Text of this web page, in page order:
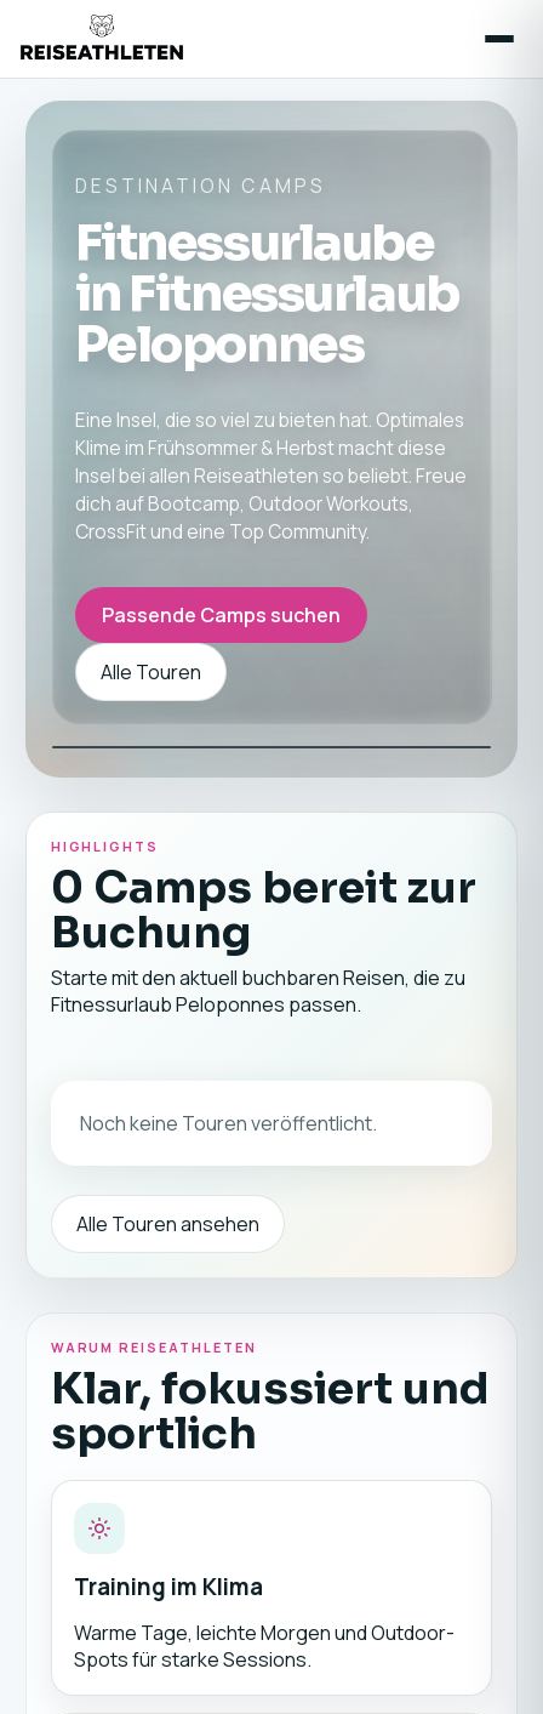
DESTINATION CAMPS
Fitnessurlaube
in Fitnessurlaub
Peloponnes
Eine Insel, die so viel zu bieten hat. Optimales
Klime im Frühsommer & Herbst macht diese
Insel bei allen Reiseathleten so beliebt. Freue
dich auf Bootcamp, Outdoor Workouts,
CrossFit und eine Top Community.
Passende Camps suchen
Alle Touren
HIGHLIGHTS
0 Camps bereit zur
Buchung
Starte mit den aktuell buchbaren Reisen, die zu
Fitnessurlaub Peloponnes passen.
Noch keine Touren veröffentlicht.
Alle Touren ansehen
WARUM REISEATHLETEN
Klar, fokussiert und
sportlich
Training im Klima
Warme Tage, leichte Morgen und Outdoor-
Spots für starke Sessions.